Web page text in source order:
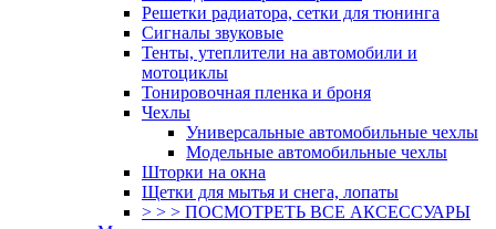
Решетки радиатора, сетки для тюнинга
Сигналы звуковые
Тенты, утеплители на автомобили и
мотоциклы
Тонировочная пленка и броня
Чехлы
Универсальные автомобильные чехлы
Модельные автомобильные чехлы
Шторки на окна
Щетки для мытья и снега, лопаты
> > > ПОСМОТРЕТЬ ВСЕ АКСЕССУАРЫ